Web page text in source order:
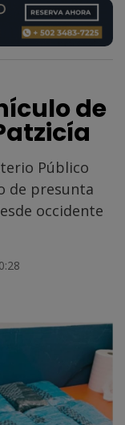
de
Público
de presunta
occidente